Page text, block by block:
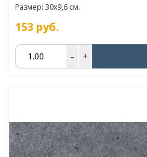
Размер: 30x9,6 см.
153 руб.
– +